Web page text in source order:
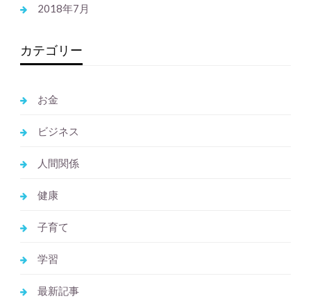
2018年7月
カテゴリー
お金
ビジネス
人間関係
健康
子育て
学習
最新記事